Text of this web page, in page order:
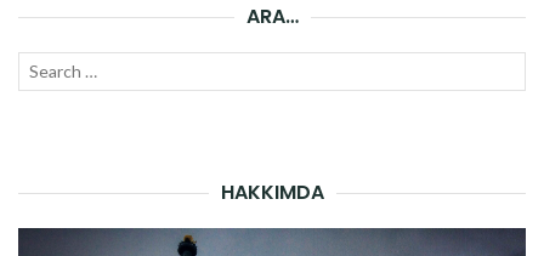
ARA…
Search
HAKKIMDA